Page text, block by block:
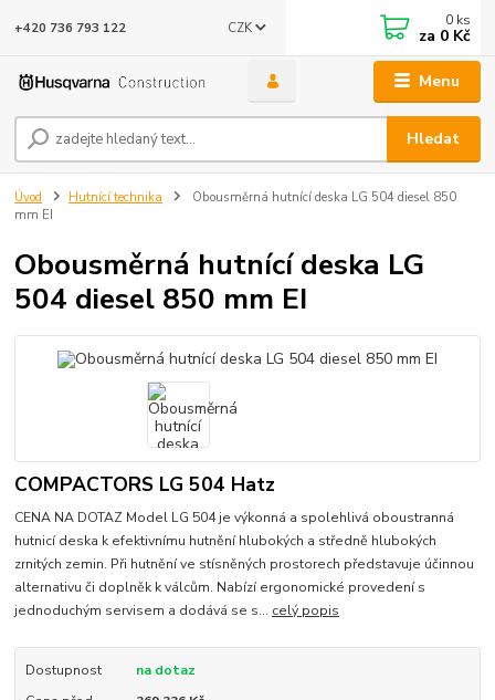
Menu
CZK
Hledat
+420 736 793 122 0 ks
za 0 Kč
Úvod Hutnící technika
Obousměrná hutnící deska LG 504 diesel 850
mm EI
Obousměrná hutnící deska LG
504 diesel 850 mm EI
COMPACTORS LG 504 Hatz
CENA NA DOTAZ Model LG 504 je výkonná a spolehlivá oboustranná
hutnicí deska k efektivnímu hutnění hlubokých a středně hlubokých
zrnitých zemin. Při hutnění ve stísněných prostorech představuje účinnou
alternativu či doplněk k válcům. Nabízí ergonomické provedení s
jednoduchým servisem a dodává se s... celý popis
Dostupnost
na dotaz